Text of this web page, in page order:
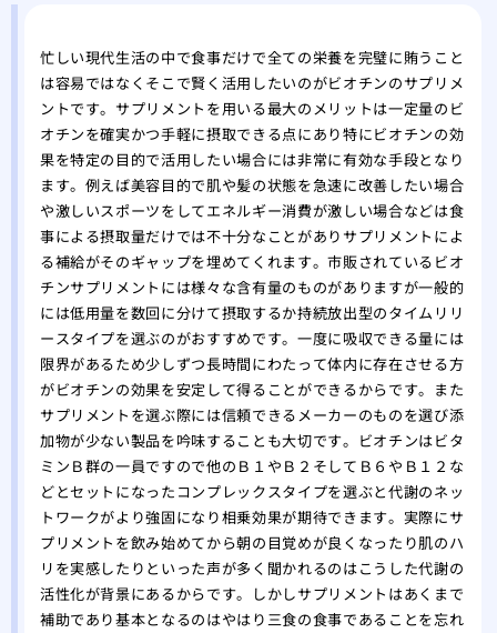
母
の選
髪
縮
は
忙しい現代生活の中で食事だけで全ての栄養を完璧に賄うこと
は容易ではなくそこで賢く活用したいのがビオチンのサプリメ
ントです。サプリメントを用いる最大のメリットは一定量のビ
オチンを確実かつ手軽に摂取できる点にあり特にビオチンの効
果を特定の目的で活用したい場合には非常に有効な手段となり
ます。例えば美容目的で肌や髪の状態を急速に改善したい場合
や激しいスポーツをしてエネルギー消費が激しい場合などは食
事による摂取量だけでは不十分なことがありサプリメントによ
る補給がそのギャップを埋めてくれます。市販されているビオ
チンサプリメントには様々な含有量のものがありますが一般的
には低用量を数回に分けて摂取するか持続放出型のタイムリリ
ースタイプを選ぶのがおすすめです。一度に吸収できる量には
限界があるため少しずつ長時間にわたって体内に存在させる方
がビオチンの効果を安定して得ることができるからです。また
サプリメントを選ぶ際には信頼できるメーカーのものを選び添
加物が少ない製品を吟味することも大切です。ビオチンはビタ
ミンＢ群の一員ですので他のＢ１やＢ２そしてＢ６やＢ１２な
どとセットになったコンプレックスタイプを選ぶと代謝のネッ
トワークがより強固になり相乗効果が期待できます。実際にサ
プリメントを飲み始めてから朝の目覚めが良くなったり肌のハ
リを実感したりといった声が多く聞かれるのはこうした代謝の
活性化が背景にあるからです。しかしサプリメントはあくまで
補助であり基本となるのはやはり三食の食事であることを忘れ